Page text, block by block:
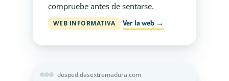
compruebe antes de sentarse.
WEB INFORMATIVA Ver la web →
despedidasextremadura.com